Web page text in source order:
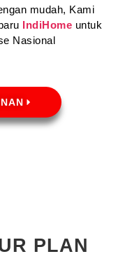
mudah, Kami
IndiHome untuk
Nasional
PLAN